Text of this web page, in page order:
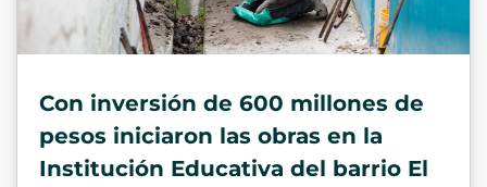
Con inversión de 600 millones de
pesos iniciaron las obras en la
Institución Educativa del barrio El